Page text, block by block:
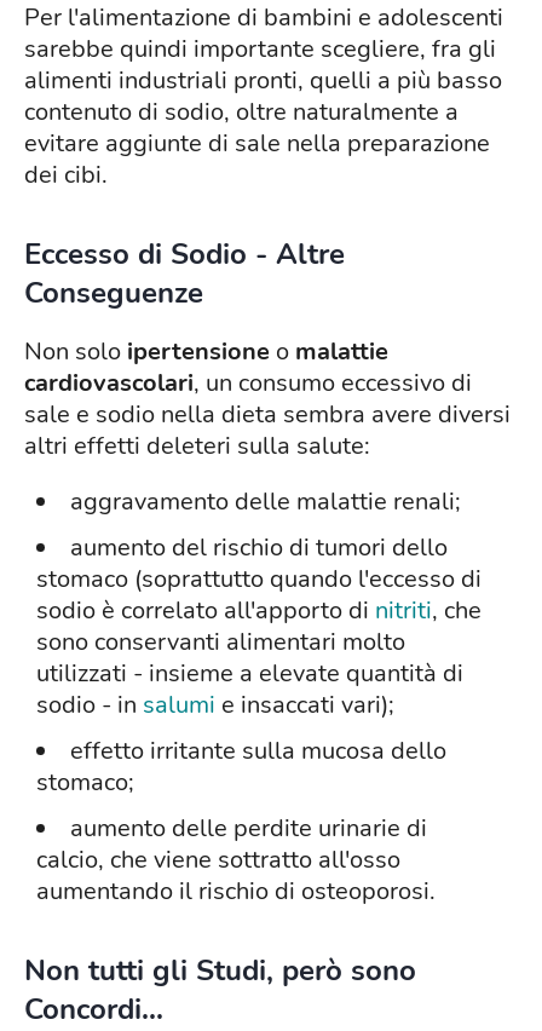
Per l'alimentazione di bambini e adolescenti
sarebbe quindi importante scegliere, fra gli
alimenti industriali pronti, quelli a più basso
contenuto di sodio, oltre naturalmente a
evitare aggiunte di sale nella preparazione
dei cibi.
Eccesso di Sodio - Altre
Conseguenze
Non solo ipertensione o malattie
cardiovascolari, un consumo eccessivo di
sale e sodio nella dieta sembra avere diversi
altri effetti deleteri sulla salute:
aggravamento delle malattie renali;
aumento del rischio di tumori dello
stomaco (soprattutto quando l'eccesso di
sodio è correlato all'apporto di nitriti, che
sono conservanti alimentari molto
utilizzati - insieme a elevate quantità di
sodio - in salumi e insaccati vari);
effetto irritante sulla mucosa dello
stomaco;
aumento delle perdite urinarie di
calcio, che viene sottratto all'osso
aumentando il rischio di osteoporosi.
Non tutti gli Studi, però sono
Concordi...